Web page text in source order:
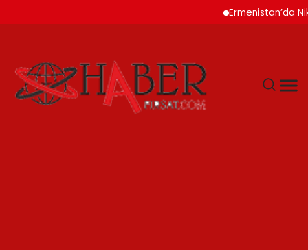
Ermenistan’da Nikol